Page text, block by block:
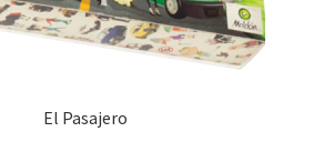
El Pasajero